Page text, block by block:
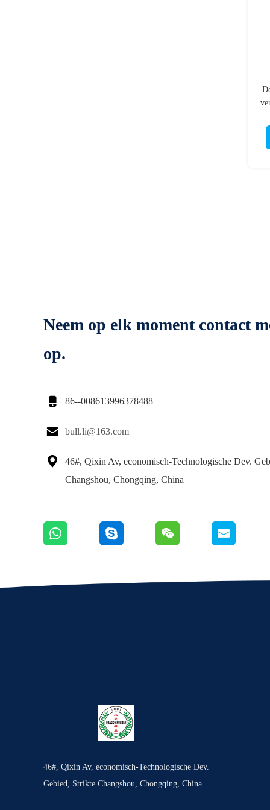
Neem op elk moment contact
op.
 86--008613996378488
 bull.li@163.com

46#, Qixin Av, economisch-Technologische Dev.
Changshou, Chongqing, China
46#, Qixin Av, economisch-Technologische Dev.
Gebied, Strikte Changshou, Chongqing, China